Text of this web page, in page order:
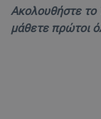
Ακολουθήστε το
μάθετε πρώτοι